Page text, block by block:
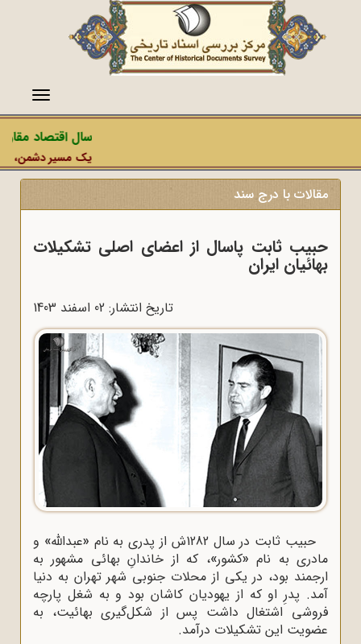
منو
سال اقتصاد
یک مسیر دشمن،
مقالات با درج سند
حبیب ثابت پاسال از اعضای اصلی تشکیلات
بهائیان ایران
تاریخ انتشار: 02 اسفند 1403
حبیب ثابت در سال 1282ش از پدری به نام «عبدالله» و
مادری به نام «کشور»، که از خاندانِ بهائی مشهور به
ارجمند بود، در یکی از محلات جنوبی شهر تهران به دنیا
آمد. پدرِ او که از یهودیان کاشان بود و به شغل پارچه
فروشی اشتغال داشت پس از شکل‌گیری بهائیت، به
عضویت این تشکیلات درآمد.